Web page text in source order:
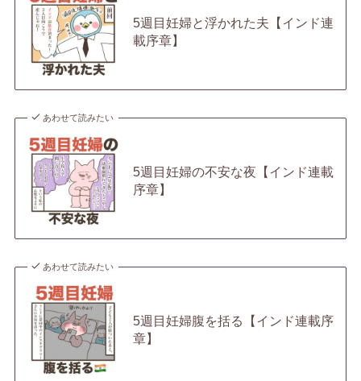
5週目妊婦と浮かれた夫【インド連
載序章】
あわせて読みたい
5週目妊婦の不安な夜【インド連載
序章】
あわせて読みたい
5週目妊婦腹を括る【インド連載序
章】